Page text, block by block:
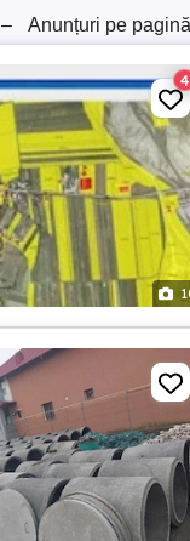
– Anunțuri pe
4